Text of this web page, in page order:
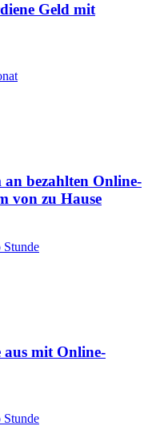
Geld mit
bezahlten Online-
von zu Hause
Stunde
aus mit Online-
Stunde